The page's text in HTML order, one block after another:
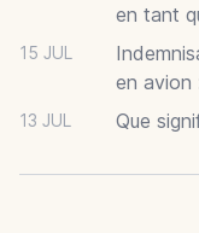
en tant
15 JUL
en avion
13 JUL Que